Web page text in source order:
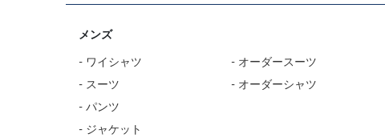
メンズ
- ワイシャツ
- スーツ
- パンツ
- ジャケット
- オーダースーツ
- オーダーシャツ